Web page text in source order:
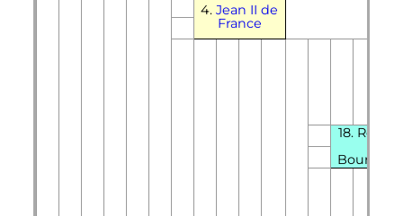
4.Jean II de
France
18.